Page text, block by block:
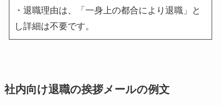
・退職理由は、「一身上の都合により退職」と
し詳細は不要です。
社内向け退職の挨拶メールの例文